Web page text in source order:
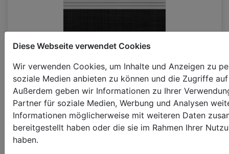
Diese Webseite verwendet Cookies
Wir verwenden Cookies, um Inhalte und Anzeigen zu
soziale Medien anbieten zu können und die Zugriffe
Außerdem geben wir Informationen zu Ihrer
Partner für soziale Medien, Werbung und Analysen
Informationen möglicherweise mit weiteren Daten
bereitgestellt haben oder die sie im Rahmen Ihrer
haben.
D102_73m (FA_17)